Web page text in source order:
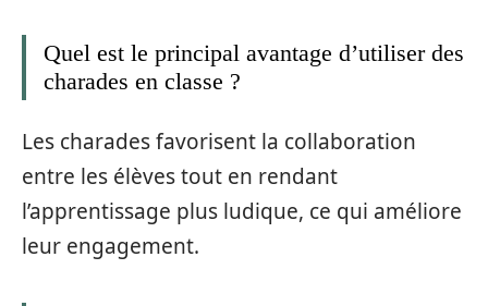
Quel est le principal avantage d’utiliser des
charades en classe ?
Les charades favorisent la collaboration
entre les élèves tout en rendant
l’apprentissage plus ludique, ce qui améliore
leur engagement.